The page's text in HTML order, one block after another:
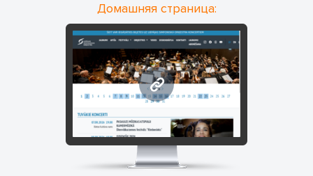
Домашняя страница:
www.lso.lv